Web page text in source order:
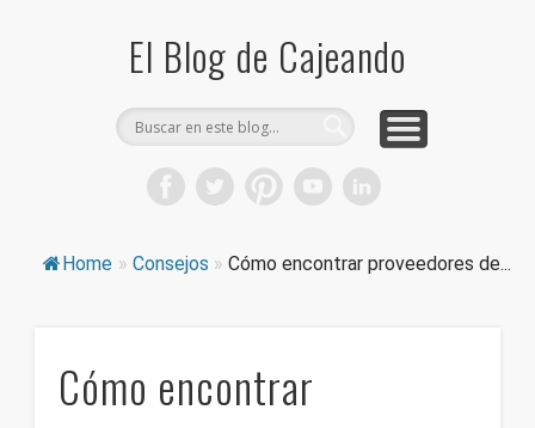
El Blog de Cajeando
Home » Consejos » Cómo encontrar proveedores de...
Cómo encontrar